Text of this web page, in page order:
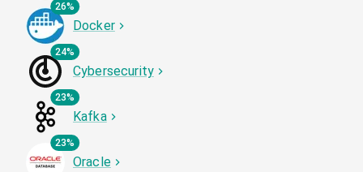
26%
Docker
24%
Cybersecurity
23%
Kafka
23%
Oracle